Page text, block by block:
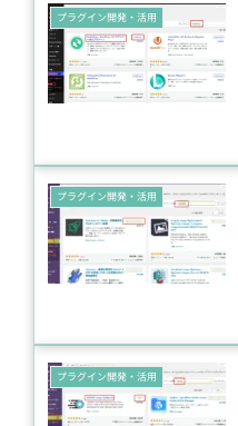
プラグイン開発・活用
プラグイン開発・活用
プラグイン開発・活用